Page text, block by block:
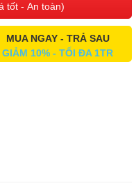
tốt - An toàn)
MUA NGAY - TRẢ SAU
GIẢM 10% - TỐI ĐA 1TR